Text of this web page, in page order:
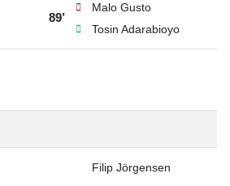
89’
Malo Gusto
Tosin Adarabioyo
Filip Jörgensen